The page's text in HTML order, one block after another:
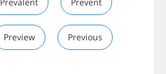
Preview Previous